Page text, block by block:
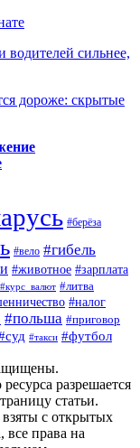
сильнее,
дороже: скрытые
#берёза
#вело #гибель
#животное #зарплата
#курс_валют #литва
#налог
#польша #приговор
#такси #футбол
разрешается
статьи.
с открытых
все права на